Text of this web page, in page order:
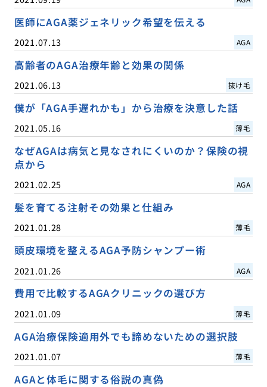
医師にAGA薬ジェネリック希望を伝える
2021.07.13 AGA
高齢者のAGA治療年齢と効果の関係
2021.06.13 抜け毛
僕が「AGA手遅れかも」から治療を決意した話
2021.05.16 薄毛
なぜAGAは病気と見なされにくいのか？保険の視
点から
2021.02.25 AGA
髪を育てる注射その効果と仕組み
2021.01.28 薄毛
頭皮環境を整えるAGA予防シャンプー術
2021.01.26 AGA
費用で比較するAGAクリニックの選び方
2021.01.09 薄毛
AGA治療保険適用外でも諦めないための選択肢
2021.01.07 薄毛
AGAと体毛に関する俗説の真偽